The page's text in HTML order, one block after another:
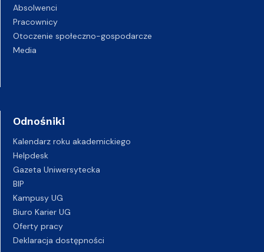
Absolwenci
Pracownicy
Otoczenie społeczno-gospodarcze
Media
Odnośniki
Kalendarz roku akademickiego
Helpdesk
Gazeta Uniwersytecka
BIP
Kampusy UG
Biuro Karier UG
Oferty pracy
Deklaracja dostępności